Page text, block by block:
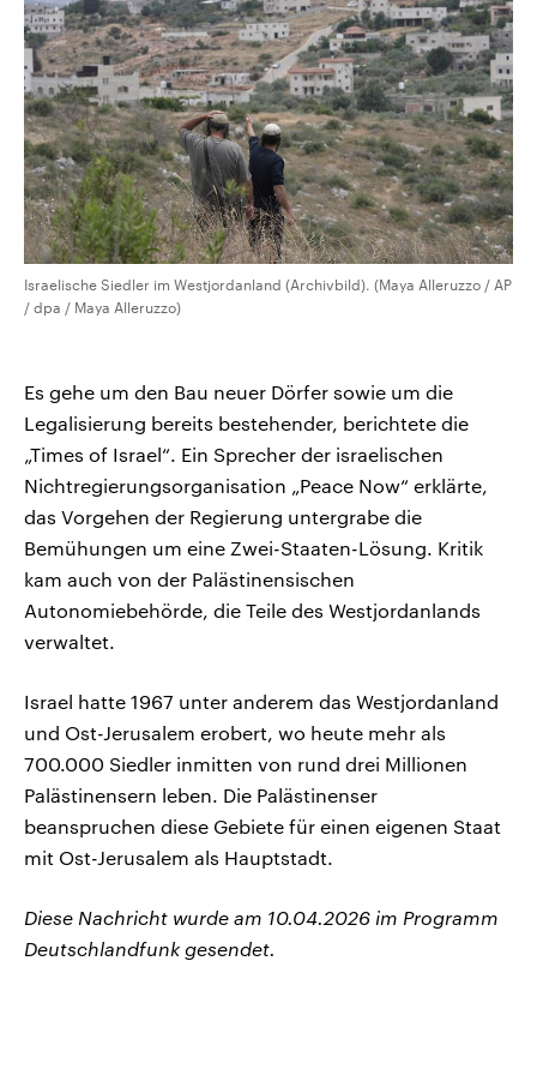
CDU, SPD und FDP regiert.-
Umfragen, Prognosen,
Wahlprogramme, aktuelle Berichte
und Hintergründe zu den Parteien
und Kandidaten der anstehenden
Wahl.
aktuelle Weltgeschehen.
Sendungen Programm Podcasts
Audio-Archiv
Israelische Siedler im Westjordanland (Archivbild). (Maya Alleruzzo / AP
/ dpa / Maya Alleruzzo)
Es gehe um den Bau neuer Dörfer sowie um die
Legalisierung bereits bestehender, berichtete die
„Times of Israel“. Ein Sprecher der israelischen
Nichtregierungsorganisation „Peace Now“ erklärte,
das Vorgehen der Regierung untergrabe die
Bemühungen um eine Zwei-Staaten-Lösung. Kritik
kam auch von der Palästinensischen
Autonomiebehörde, die Teile des Westjordanlands
verwaltet.
Israel hatte 1967 unter anderem das Westjordanland
und Ost-Jerusalem erobert, wo heute mehr als
700.000 Siedler inmitten von rund drei Millionen
Palästinensern leben. Die Palästinenser
beanspruchen diese Gebiete für einen eigenen Staat
mit Ost-Jerusalem als Hauptstadt.
Diese Nachricht wurde am 10.04.2026 im Programm
Deutschlandfunk gesendet.